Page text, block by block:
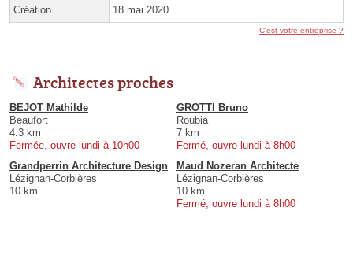
Création 18 mai 2020
C'est votre entreprise ?
Architectes proches
BEJOT Mathilde
Beaufort
4.3 km
Fermée, ouvre lundi à 10h00
GROTTI Bruno
Roubia
7 km
Fermé, ouvre lundi à 8h00
Grandperrin Architecture Design
Lézignan-Corbières
10 km
Maud Nozeran Architecte
Lézignan-Corbières
10 km
Fermé, ouvre lundi à 8h00